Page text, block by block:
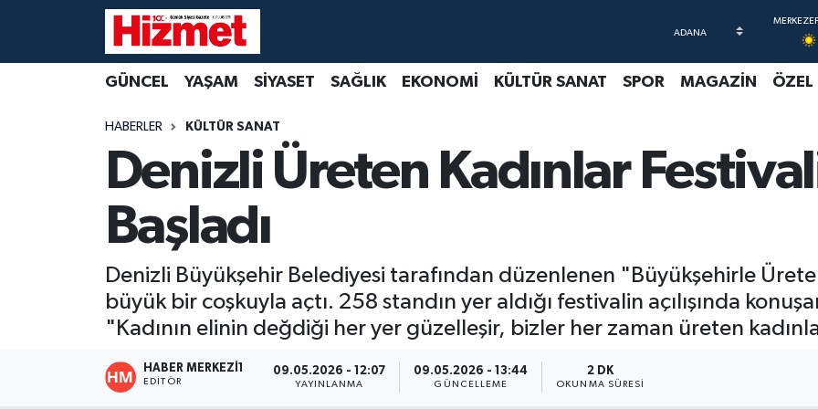
GÜNCEL YAŞAM SİYASET SAĞLIK EKONOMİ KÜLTÜR SANAT SPOR MAGAZİN ÖZEL
HABERLER KÜLTÜR SANAT
Denizli Üreten Kadınlar
Başladı
Denizli Büyükşehir Belediyesi tarafından düzenlenen "Büyükşehirle
büyük bir coşkuyla açtı. 258 standın yer aldığı festivalin açılışında
"Kadının elinin değdiği her yer güzelleşir, bizler her zaman üreten
HABER MERKEZI1
EDITÖR
09.05.2026 - 12:07
YAYINLANMA
09.05.2026 - 13:44
GÜNCELLEME
2 DK
OKUNMA SÜRESI
KÜLTÜR SANAT
MAGAZİN
Denizli Nöbetçi Eczaneler
Denizli Trafik Yoğunluk Haritası
Süper Lig Puan Durumu ve Fikstür
Son Dakika Haberleri